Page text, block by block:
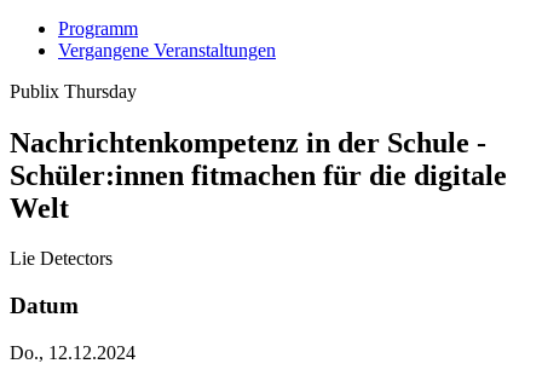
Programm
Vergangene Veranstaltungen
Publix Thursday
Nachrichtenkompetenz in der Schule -
Schüler:innen fitmachen für die digitale
Welt
Lie Detectors
Datum
Do., 12.12.2024